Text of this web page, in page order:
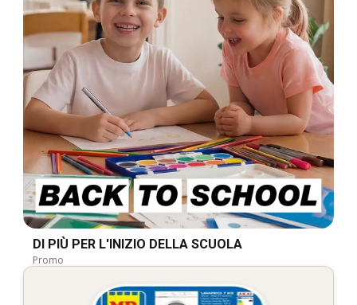
DI PIÙ PER L'INIZIO DELLA SCUOLA
Promo